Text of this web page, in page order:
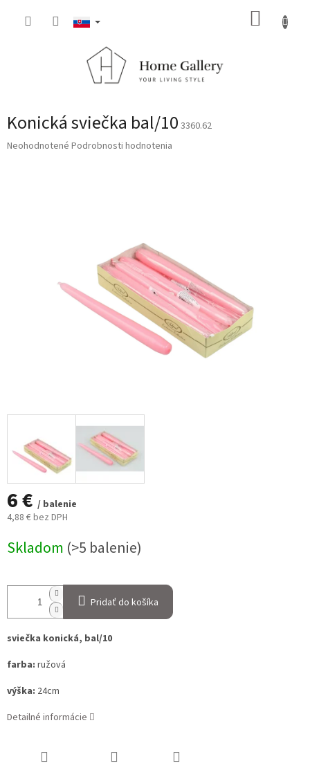
Konická sviečka bal/10 3360.62
Priemerné
Neohodnotené Podrobnosti hodnotenia
6 € / balenie
4,88 € bez DPH
cena:
Skladom (>5 balenie)
Pridať do košíka
sviečka konická, bal/10
farba: ružová
výška: 24cm
Detailné informácie